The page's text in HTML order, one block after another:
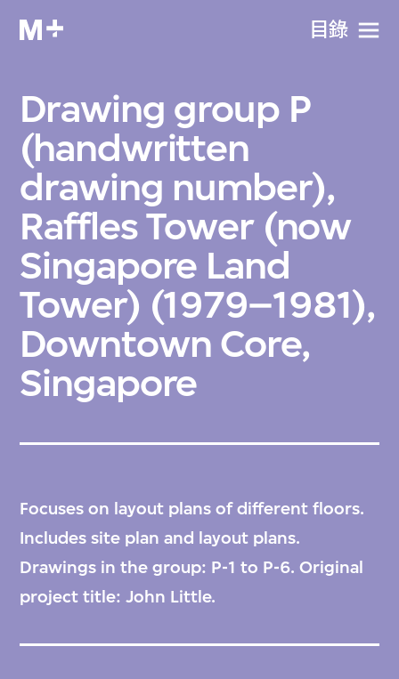
目​錄
Drawing group P
(handwritten
drawing number),
Raffles Tower (now
Singapore Land
Tower) (1979–1981),
Downtown Core,
Singapore
Focuses on layout plans of different floors.
Includes site plan and layout plans.
Drawings in the group: P-1 to P-6. Original
project title: John Little.